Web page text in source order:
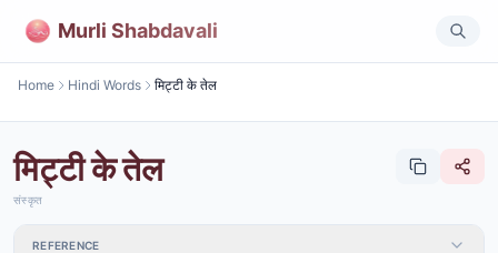
Murli Shabdavali
Home Hindi Words मिट्टी के तेल
मिट्टी के तेल
संस्कृत
REFERENCE